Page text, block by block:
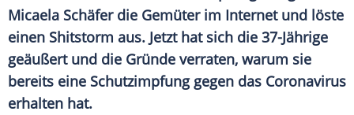
Micaela Schäferdie Gemüter im Internet und löste
einen Shitstorm aus. Jetzt hat sich die 37-Jährige
geäußert und die Gründe verraten, warum sie
bereits eine Schutzimpfunggegen das Coronavirus
erhalten hat.